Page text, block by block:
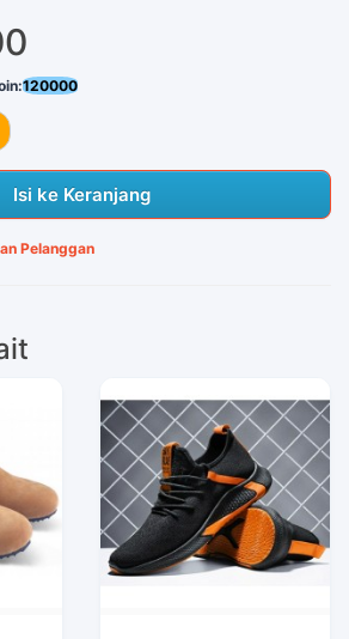
120000
Isi ke Keranjang
Pelanggan